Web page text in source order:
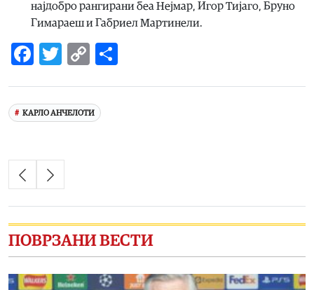
најдобро рангирани беа Нејмар, Игор Тијаго, Бруно
Гимараеш и Габриел Мартинели.
Facebook
Twitter
Copy
КАРЛО АНЧЕЛОТИ
ПОВРЗАНИ ВЕСТИ